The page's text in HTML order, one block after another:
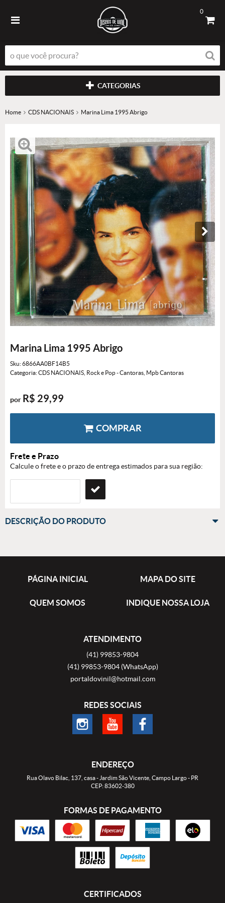
0
CATEGORIAS
Home CDS NACIONAIS Marina Lima 1995 Abrigo
Marina Lima 1995 Abrigo
Sku:6866AA0BF14B5
Categoria:CDS NACIONAIS Rock e Pop - Cantoras Mpb Cantoras
por R$ 29,99
COMPRAR
Frete e Prazo
Calcule o frete e o prazo de entrega estimados para sua região:
DESCRIÇÃO DO PRODUTO
PÁGINA INICIAL MAPA DO SITE
QUEM SOMOS INDIQUE NOSSA LOJA
ATENDIMENTO
(41) 99853-9804
(41)99853-9804 (WhatsApp)
portaldovinil@hotmail.com
REDES SOCIAIS
ENDEREÇO
Rua Olavo Bilac, 137, casa- Jardim São Vicente, Campo Largo- PR
CEP: 83602-380
FORMAS DE PAGAMENTO
CERTIFICADOS